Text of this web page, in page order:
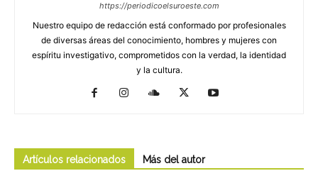
https://periodicoelsuroeste.com
Nuestro equipo de redacción está conformado por profesionales
de diversas áreas del conocimiento, hombres y mujeres con
espíritu investigativo, comprometidos con la verdad, la identidad
y la cultura.
Artículos relacionados Más del autor